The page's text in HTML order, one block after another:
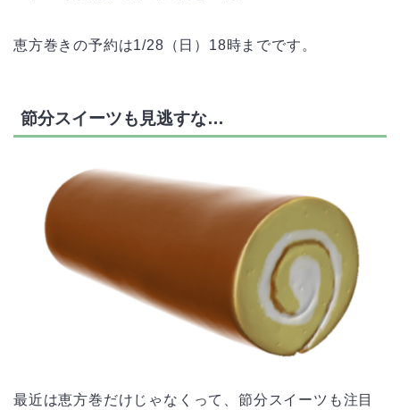
恵方巻きの予約は1/28（日）18時までです。
節分スイーツも見逃すな…
最近は恵方巻だけじゃなくって、節分スイーツも注目